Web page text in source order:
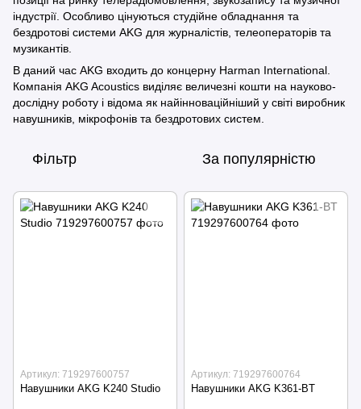
індустрії. Особливо цінуються студійне обладнання та
бездротові системи AKG для журналістів, телеоператорів та
музикантів.
В даний час AKG входить до концерну Harman International.
Компанія AKG Acoustics виділяє величезні кошти на науково-
дослідну роботу і відома як найінноваційніший у світі виробник
навушників, мікрофонів та бездротових систем.
Фільтр За популярністю
Артикул: 719297600757
Навушники AKG K240 Studio
Артикул: 719297600764
Навушники AKG K361-BT